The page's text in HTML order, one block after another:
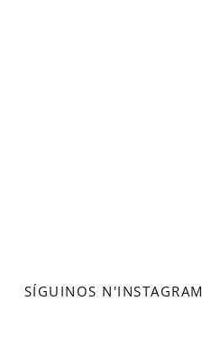
SÍGUINOS N'INSTAGRAM